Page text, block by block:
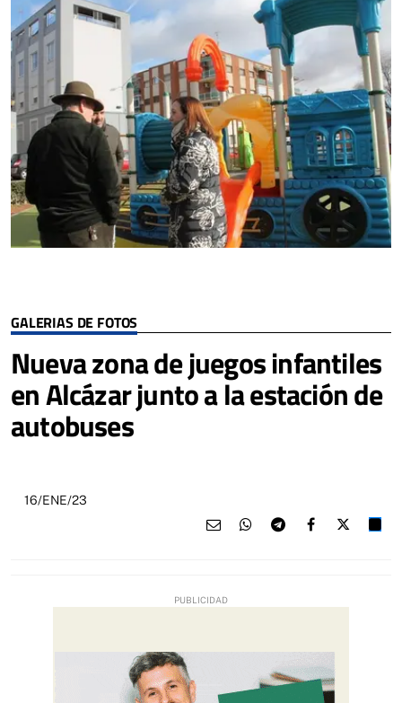
GALERIAS DE FOTOS
Nueva zona de juegos infantiles
en Alcázar junto a la estación de
autobuses
16/ENE/23